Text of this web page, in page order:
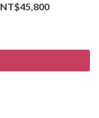
NT$45,800